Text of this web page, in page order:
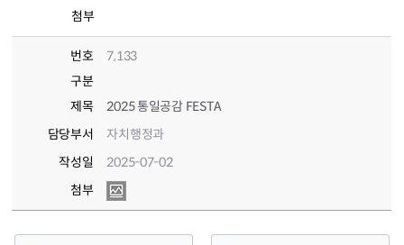
첨부
번호
7,133
구분
제목
2025 통일공감 FESTA
담당부서
자치행정과
작성일
2025-07-02
첨부